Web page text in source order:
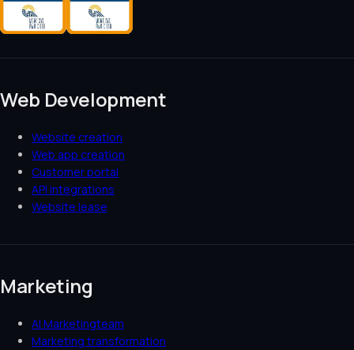
Web Development
Website creation
Web app creation
Customer portal
API integrations
Website lease
Marketing
AI Marketingteam
Marketing transformation